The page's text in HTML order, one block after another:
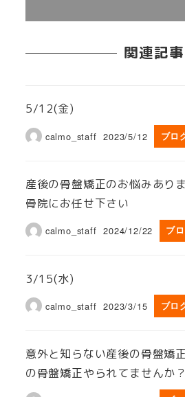
関連記事
5/12(金)
calmo_staff 2023/5/12 ブロ
産後の骨盤矯正のお悩みあり
骨院にお任せ下さい
calmo_staff 2024/12/22 ブ
3/15(水)
calmo_staff 2023/3/15 ブロ
意外と知らない産後の骨盤矯
の骨盤矯正やられてませんか？